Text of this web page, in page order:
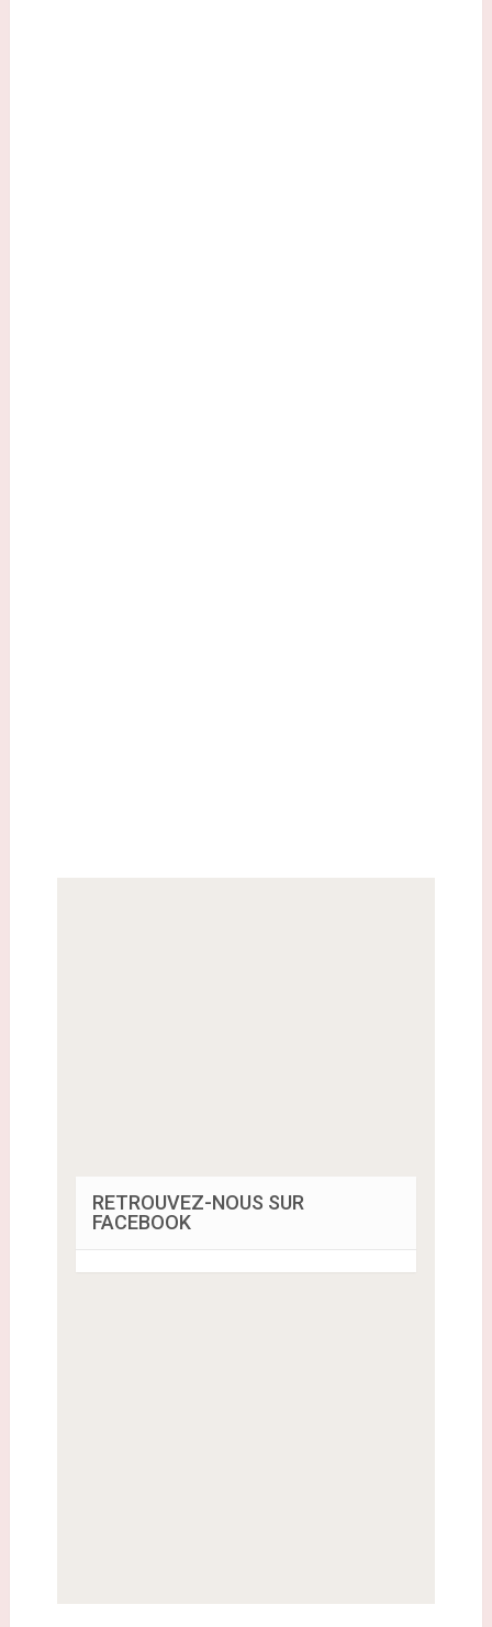
RETROUVEZ-NOUS SUR
FACEBOOK